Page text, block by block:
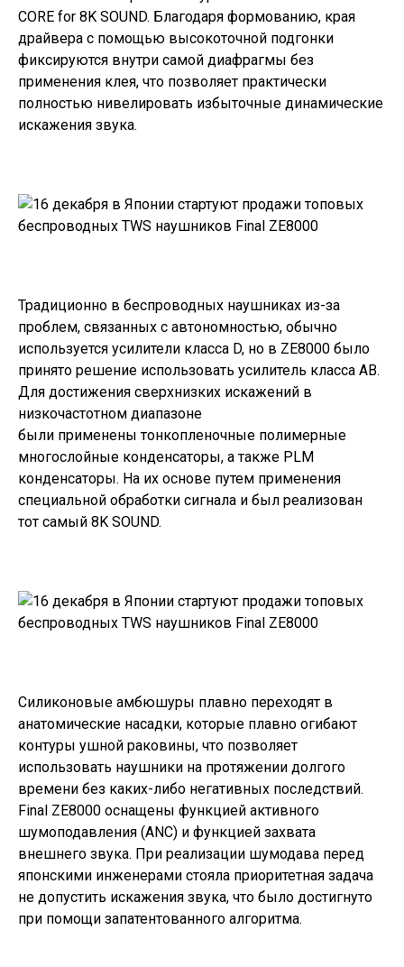
CORE for 8K SOUND. Благодаря формованию, края
драйвера с помощью высокоточной подгонки
фиксируются внутри самой диафрагмы без
применения клея, что позволяет практически
полностью нивелировать избыточные динамические
искажения звука.
Традиционно в беспроводных наушниках из-за
проблем, связанных с автономностью, обычно
используется усилители класса D, но в ZE8000 было
принято решение использовать усилитель класса AB.
Для достижения сверхнизких искажений в
низкочастотном диапазоне
были применены тонкопленочные полимерные
многослойные конденсаторы, а также PLM
конденсаторы. На их основе путем применения
специальной обработки сигнала и был реализован
тот самый 8K SOUND.
Силиконовые амбюшуры плавно переходят в
анатомические насадки, которые плавно огибают
контуры ушной раковины, что позволяет
использовать наушники на протяжении долгого
времени без каких-либо негативных последствий.
Final ZE8000 оснащены функцией активного
шумоподавления (ANC) и функцией захвата
внешнего звука. При реализации шумодава перед
японскими инженерами стояла приоритетная задача
не допустить искажения звука, что было достигнуто
при помощи запатентованного алгоритма.